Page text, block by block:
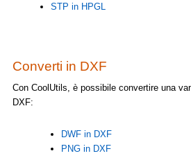
STP in HPGL
Converti in DXF
Con CoolUtils, è possibile convertire una
DXF:
DWF in DXF
PNG in DXF